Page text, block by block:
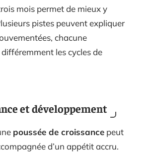
mois permet de mieux y
pistes peuvent expliquer
chacune
les cycles de
et développement
poussée de croissance peut
d’un appétit accru.